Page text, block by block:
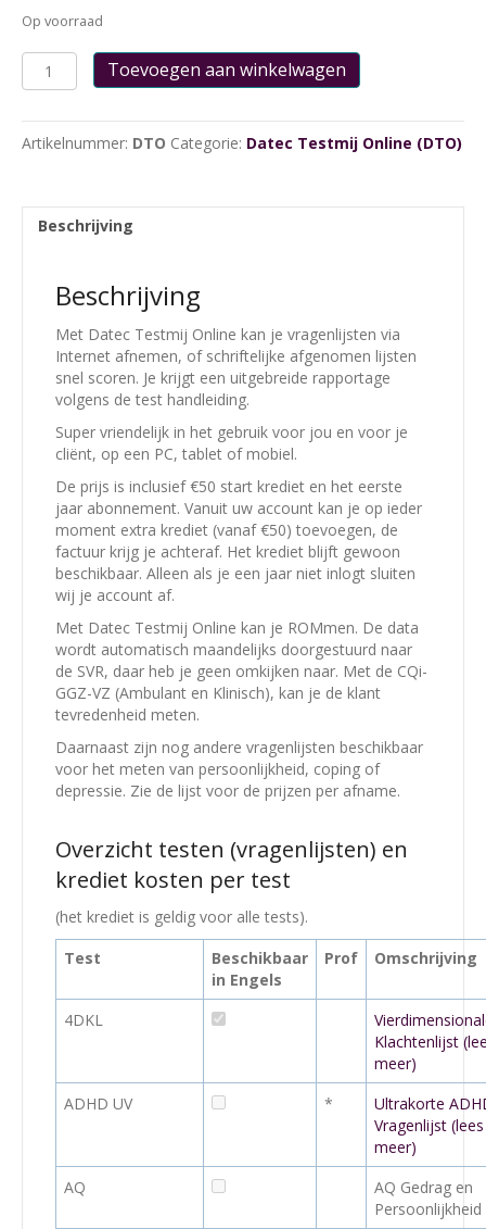
Op voorraad
Datec
Testmij
met
€50
Toevoegen aan winkelwagen
Artikelnummer: DTO Categorie: Datec Testmij Online (DTO)
Beschrijving
Beschrijving
Met Datec Testmij Online kan je vragenlijsten via
Internet afnemen, of schriftelijke afgenomen lijsten
snel scoren. Je krijgt een uitgebreide rapportage
volgens de test handleiding.
Super vriendelijk in het gebruik voor jou en voor je
cliënt, op een PC, tablet of mobiel.
De prijs is inclusief €50 start krediet en het eerste
jaar abonnement. Vanuit uw account kan je op ieder
moment extra krediet (vanaf €50) toevoegen, de
factuur krijg je achteraf. Het krediet blijft gewoon
beschikbaar. Alleen als je een jaar niet inlogt sluiten
wij je account af.
Met Datec Testmij Online kan je ROMmen. De data
wordt automatisch maandelijks doorgestuurd naar
de SVR, daar heb je geen omkijken naar. Met de CQi-
GGZ-VZ (Ambulant en Klinisch), kan je de klant
tevredenheid meten.
Daarnaast zijn nog andere vragenlijsten beschikbaar
voor het meten van persoonlijkheid, coping of
depressie. Zie de lijst voor de prijzen per afname.
Overzicht testen (vragenlijsten) en
krediet kosten per test
(het krediet is geldig voor alle tests).
Test
Beschikbaar
in Engels
Prof Omschrijving
4DKL
Klachtenlijst
meer)
ADHD UV
*
Ultrakorte
Vragenlijst (lees
meer)
AQ
AQ Gedrag en
Persoonlijkheid